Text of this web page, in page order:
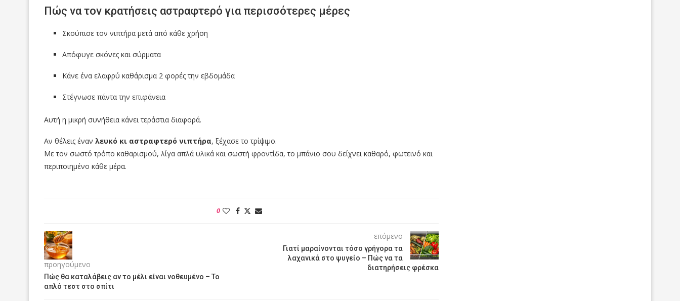
Πώς να τον κρατήσεις αστραφτερό για περισσότερες μέρες
Σκούπισε τον νιπτήρα μετά από κάθε χρήση
Απόφυγε σκόνες και σύρματα
Κάνε ένα ελαφρύ καθάρισμα 2 φορές την εβδομάδα
Στέγνωσε πάντα την επιφάνεια
Αυτή η μικρή συνήθεια κάνει τεράστια διαφορά.
Αν θέλεις έναν λευκό κι αστραφτερό νιπτήρα, ξέχασε το τρίψιμο.
Με τον σωστό τρόπο καθαρισμού, λίγα απλά υλικά και σωστή φροντίδα, το μπάνιο σου δείχνει καθαρό, φωτεινό και
περιποιημένο κάθε μέρα.
0
προηγούμενο
Πώς θα καταλάβεις αν το μέλι είναι νοθευμένο – Το
απλό τεστ στο σπίτι
επόμενο
Γιατί μαραίνονται τόσο γρήγορα τα
λαχανικά στο ψυγείο – Πώς να τα
διατηρήσεις φρέσκα